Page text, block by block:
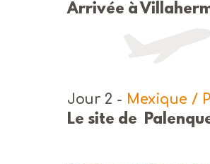
Arrivée à
Jour 2 - Mexique /
Le site de